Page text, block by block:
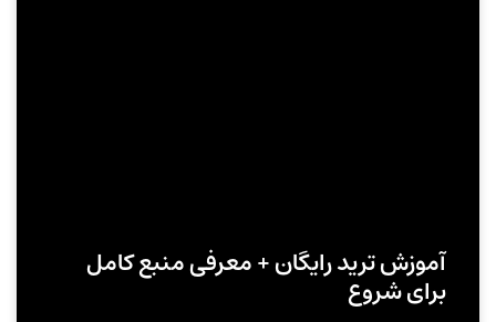
آموزش ترید رایگان + معرفی منبع کامل
برای شروع